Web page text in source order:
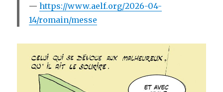
https://www.aelf.org/2026-04-
14/romain/messe